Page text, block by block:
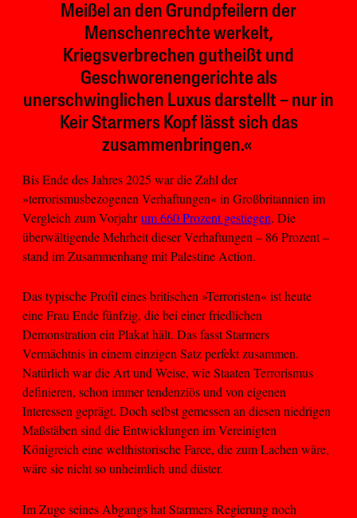
Meißel an den Grundpfeilern der
Menschenrechte werkelt,
Kriegsverbrechen gutheißt und
Geschworenengerichte als
unerschwinglichen Luxus darstellt – nur in
Keir Starmers Kopf lässt sich das
zusammenbringen.«
Bis Ende des Jahres 2025 war die Zahl der
»terrorismusbezogenen Verhaftungen« in Großbritannien im
Vergleich zum Vorjahrum 660 Prozent gestiegen. Die
überwältigende Mehrheit dieser Verhaftungen – 86 Prozent –
stand im Zusammenhang mit Palestine Action.
Das typische Profil eines britischen »Terroristen« ist heute
eine Frau Ende fünfzig, die bei einer friedlichen
Demonstration ein Plakat hält. Das fasst Starmers
Vermächtnis in einem einzigen Satz perfekt zusammen.
Natürlich war die Art und Weise, wie Staaten Terrorismus
definieren, schon immer tendenziös und von eigenen
Interessen geprägt. Doch selbst gemessen an diesen niedrigen
Maßstäben sind die Entwicklungen im Vereinigten
Königreich eine welthistorische Farce, die zum Lachen wäre,
wäre sie nicht so unheimlich und düster.
Im Zuge seines Abgangs hat Starmers Regierung noch